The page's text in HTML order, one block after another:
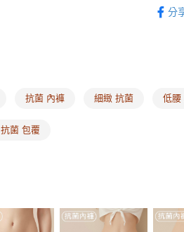
２．
是否
３．
「
付款
付款
免運費
🔎材
分
抗菌 內褲 細緻 抗菌 低腰
抗菌 包覆